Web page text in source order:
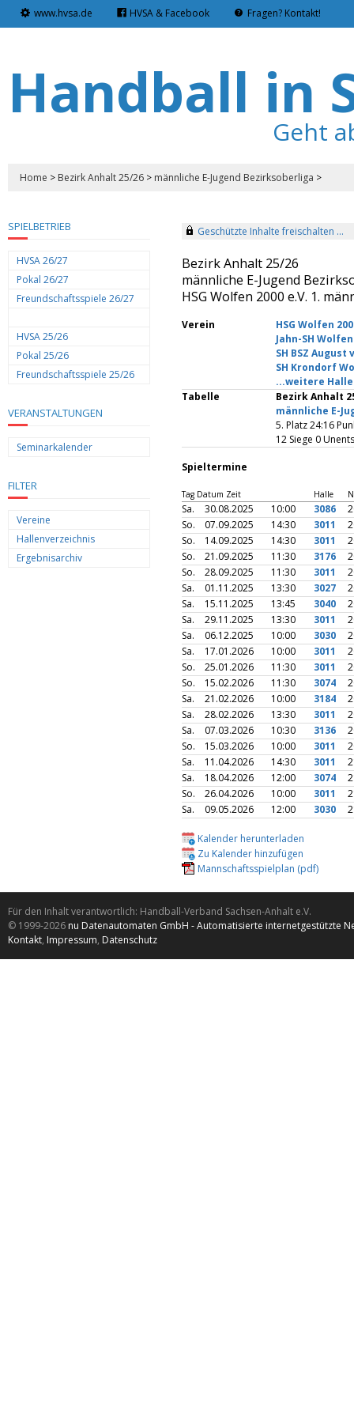
www.hvsa.de HVSA & Facebook Fragen? Kontakt!
Handball in
Geht
Home > Bezirk Anhalt 25/26 > männliche E-Jugend Bezirksoberliga >
SPIELBETRIEB
HVSA 26/27
Pokal 26/27
Freundschaftsspiele 26/27
HVSA 25/26
Pokal 25/26
Freundschaftsspiele 25/26
VERANSTALTUNGEN
Seminarkalender
FILTER
Vereine
Hallenverzeichnis
Ergebnisarchiv
Geschützte Inhalte freischalten ...
Bezirk Anhalt 25/26
männliche E-Jugend
HSG Wolfen 2000 e.V. 1.
Verein
HSG Wolfen
Jahn-SH
SH BSZ
SH Krondorf
...weitere
Tabelle
Bezirk Anhalt
männliche E-
5. Platz 24:16
12 Siege 0
Spieltermine
Tag Datum Zeit Halle
Sa. 30.08.2025 10:00 3086
So.
07.09.2025 14:30 3011
So.
14.09.2025 14:30 3011
So.
21.09.2025 11:30 3176
So.
28.09.2025 11:30 3011
Sa.
01.11.2025 13:30 3027
Sa.
15.11.2025 13:45 3040
Sa.
29.11.2025 13:30 3011
Sa.
06.12.2025 10:00 3030
Sa.
17.01.2026 10:00 3011
So.
25.01.2026 11:30 3011
So.
15.02.2026 11:30 3074
Sa.
21.02.2026 10:00 3184
Sa.
28.02.2026 13:30 3011
Sa.
07.03.2026 10:30 3136
So.
15.03.2026 10:00 3011
Sa.
11.04.2026 14:30 3011
Sa.
18.04.2026 12:00 3074
So.
26.04.2026 10:00 3011
Sa.
09.05.2026 12:00 3030
Kalender herunterladen
Zu Kalender hinzufügen
Mannschaftsspielplan (pdf)
Für den Inhalt verantwortlich: Handball-Verband Sachsen-Anhalt e.V.
© 1999-2026 nu Datenautomaten GmbH - Automatisierte internetgestützte
Kontakt, Impressum, Datenschutz